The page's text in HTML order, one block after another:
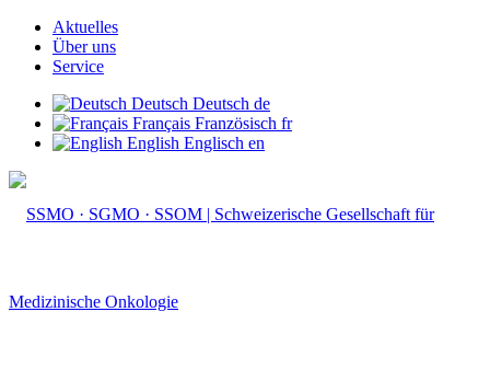
Aktuelles
Über uns
Service
Deutsch Deutsch de
Français Französisch fr
English Englisch en